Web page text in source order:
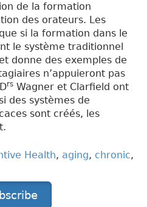
de la formation
des orateurs. Les
si la formation dans le
le système traditionnel
donne des exemples de
n’appuieront pas
rs Wagner et Clarfield ont
des systèmes de
sont créés, les
Health, aging, chronic,